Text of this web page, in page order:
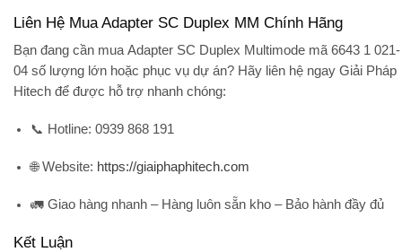
Liên Hệ Mua Adapter SC Duplex MM Chính Hãng
Bạn đang cần mua Adapter SC Duplex Multimode mã 6643 1 021-
04 số lượng lớn hoặc phục vụ dự án? Hãy liên hệ ngay Giải Pháp
Hitech để được hỗ trợ nhanh chóng:
📞 Hotline: 0939 868 191
🌐Website: https://giaiphaphitech.com
🚛 Giao hàng nhanh – Hàng luôn sẵn kho – Bảo hành đầy đủ
Kết Luận